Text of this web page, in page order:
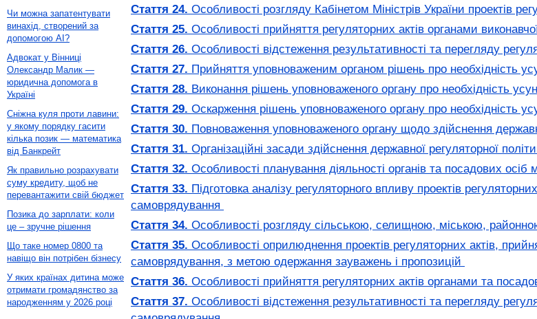
Стаття 24. Особливості розгляду Кабінетом Міністрів України проектів
Стаття 25. Особливості прийняття регуляторних актів органами
Стаття 26. Особливості відстеження результативності та перегляду
Стаття 27. Прийняття уповноваженим органом рішень про необхідність
Стаття 28. Виконання рішень уповноваженого органу про необхідність
Стаття 29. Оскарження рішень уповноваженого органу про необхідність
Стаття 30. Повноваження уповноваженого органу щодо здійснення
Стаття 31. Організаційні засади здійснення державної регуляторної
Стаття 32. Особливості планування діяльності органів та посадових осіб
Стаття 33. Підготовка аналізу регуляторного впливу проектів
самоврядування
Стаття 34. Особливості розгляду сільською, селищною, міською,
Стаття 35. Особливості оприлюднення проектів регуляторних актів,
самоврядування, з метою одержання зауважень і пропозицій
Стаття 36. Особливості прийняття регуляторних актів органами та
Стаття 37. Особливості відстеження результативності та перегляду
Чи можна запатентувати
винахід, створений за
допомогою AI?
Адвокат у Вінниці
Олександр Малик —
юридична допомога в
Україні
Сніжна куля проти лавини:
у якому порядку гасити
кілька позик — математика
від Банкрейт
Як правильно розрахувати
суму кредиту, щоб не
перевантажити свій бюджет
Позика до зарплати: коли
це – зручне рішення
Що таке номер 0800 та
навіщо він потрібен бізнесу
У яких країнах дитина може
отримати громадянство за
народженням у 2026 році